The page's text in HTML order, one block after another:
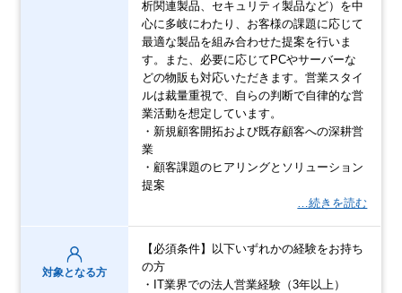
析関連製品、セキュリティ製品など）を中
心に多岐にわたり、お客様の課題に応じて
最適な製品を組み合わせた提案を行いま
す。また、必要に応じてPCやサーバーな
どの物販も対応いただきます。営業スタイ
ルは裁量重視で、自らの判断で自律的な営
業活動を想定しています。
・新規顧客開拓および既存顧客への深耕営
業
・顧客課題のヒアリングとソリューション
提案
…続きを読む
対象となる方
【必須条件】以下いずれかの経験をお持ち
の方
・IT業界での法人営業経験（3年以上）